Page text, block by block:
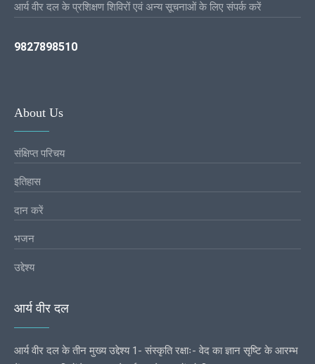
आर्य वीर दल के प्रशिक्षण शिविरों एवं अन्य सूचनाओं के लिए संपर्क करें
9827898510
About Us
संक्षिप्त परिचय
इतिहास
दान करें
भजन
उद्देश्य
आर्य वीर दल
आर्य वीर दल के तीन मुख्य उद्देश्य 1- संस्कृति रक्षाः- वेद का ज्ञान सृष्टि के आरम्भ